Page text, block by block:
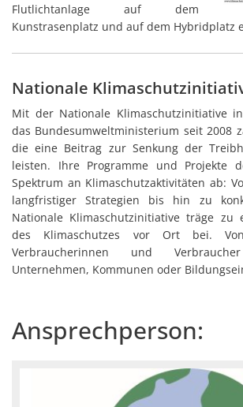
Flutlichtanlage auf dem
Kunstrasenplatz und auf dem Hybridplatz
Nationale
Mit der Nationale Klimaschutzinitiative
das Bundesumweltministerium seit 2008
die eine Beitrag zur Senkung der
leisten. Ihre Programme und Projekte
Spektrum an Klimaschutzaktivitäten ab:
langfristiger Strategien bis hin zu
Nationale Klimaschutzinitiative träge zu
des Klimaschutzes vor Ort bei.
Verbraucherinnen und
Unternehmen, Kommunen oder
Ansprechperson: